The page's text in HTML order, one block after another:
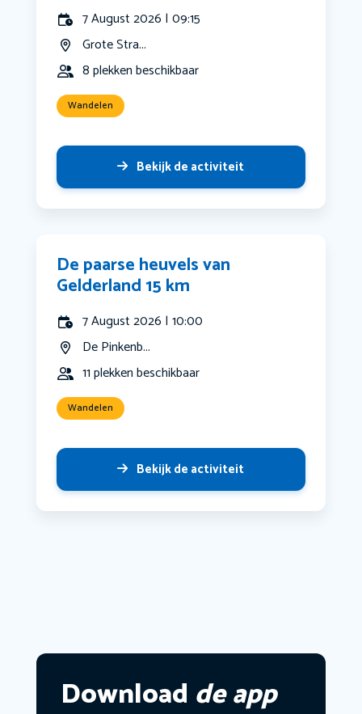
7 August 2026 | 09:15
Grote Stra...
8 plekken beschikbaar
Wandelen
Bekijk de activiteit
De paarse heuvels van
Gelderland 15 km
7 August 2026 | 10:00
De Pinkenb...
11 plekken beschikbaar
Wandelen
Bekijk de activiteit
Download de app